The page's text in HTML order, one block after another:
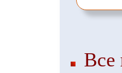
Все